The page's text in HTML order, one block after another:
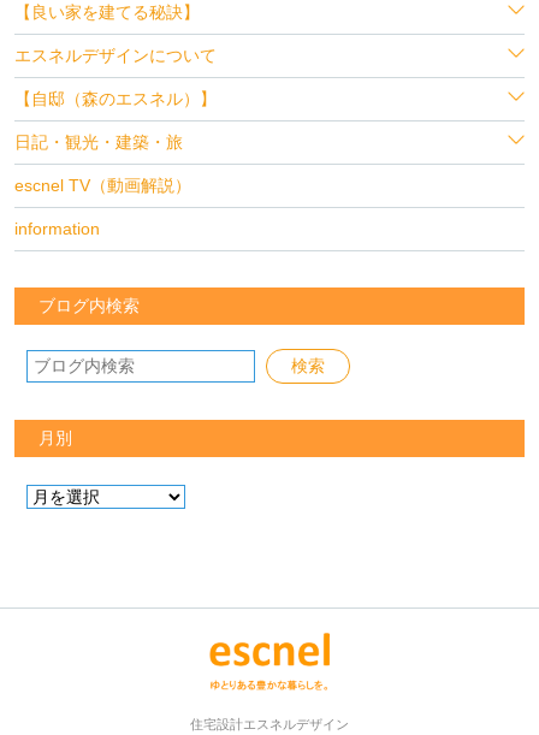
【良い家を建てる秘訣】
エスネルデザインについて
【自邸（森のエスネル）】
日記・観光・建築・旅
escnel TV（動画解説）
information
ブログ内検索
月別
住宅設計エスネルデザイン